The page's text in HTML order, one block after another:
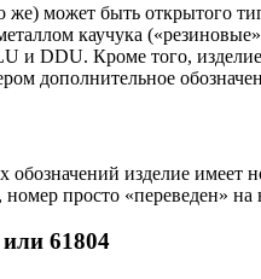
может быть открытого
каучука
и DDU. Кроме того,
дополнительное
обозначений изделие имеет
просто «переведен» на
61804